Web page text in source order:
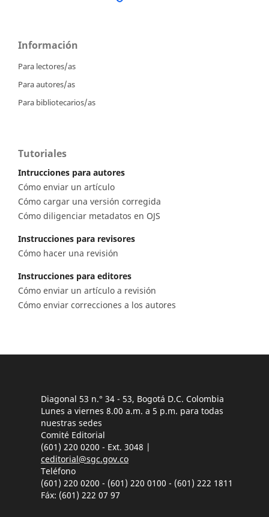
Información
Para lectores/as
Para autores/as
Para bibliotecarios/as
Tutoriales
Intrucciones para autores
Cómo enviar un artículo
Cómo cargar una versión corregida
Cómo diligenciar metadatos en OJS
Instrucciones para revisores
Cómo hacer una revisión
Instrucciones para editores
Cómo enviar un artículo a revisión
Cómo enviar correcciones a los autores
Diagonal 53 n.° 34 - 53, Bogotá D.C. Colombia
Lunes a viernes 8.00 a.m. a 5 p.m. para todas
nuestras sedes
Comité Editorial
(601) 220 0200 - Ext. 3048 |
ceditorial@sgc.gov.co
Teléfono
(601) 220 0200 - (601) 220 0100 - (601) 222 1811
Fáx: (601) 222 07 97